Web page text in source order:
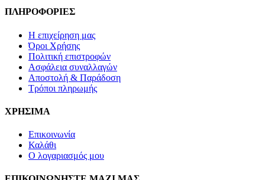
ΠΛΗΡΟΦΟΡΙΕΣ
Η επιχείρηση μας
Όροι Χρήσης
Πολιτική επιστροφών
Ασφάλεια συναλλαγών
Αποστολή & Παράδοση
Τρόποι πληρωμής
ΧΡΗΣΙΜΑ
Επικοινωνία
Καλάθι
Ο λογαριασμός μου